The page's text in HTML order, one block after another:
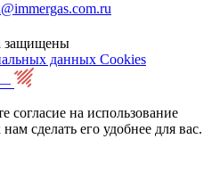
защищены
данных Cookies
—
согласие на использование
сделать его удобнее для вас.